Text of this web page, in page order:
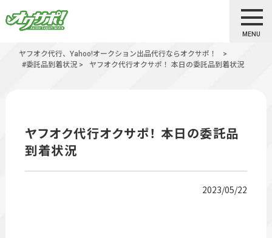
MENU
ヤフオク代行、Yahoo!オークション出品代行ならオクサポ！
>
#委託品到着状況 > ヤフオク代行オクサポ！ 本日の委託品到着状況
ヤフオク代行オクサポ！ 本日の委託品
到着状況
2023/05/22